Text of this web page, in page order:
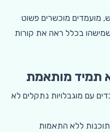
מועמדים מוכשרים פשוט
בכלל ראה את קורות
תמיד מותאמת
עם מוגבלויות נתקלים לא
תוכנות ללא התאמות